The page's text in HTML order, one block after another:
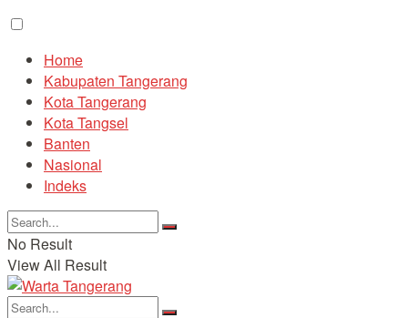
Home
Kabupaten Tangerang
Kota Tangerang
Kota Tangsel
Banten
Nasional
Indeks
No Result
View All Result